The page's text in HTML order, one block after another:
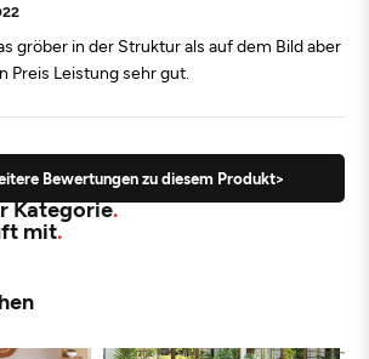
gröber in der Struktur als auf dem Bild aber
Preis Leistung sehr gut.
Bewertungen zu diesem Produkt>
Kategorie
mit